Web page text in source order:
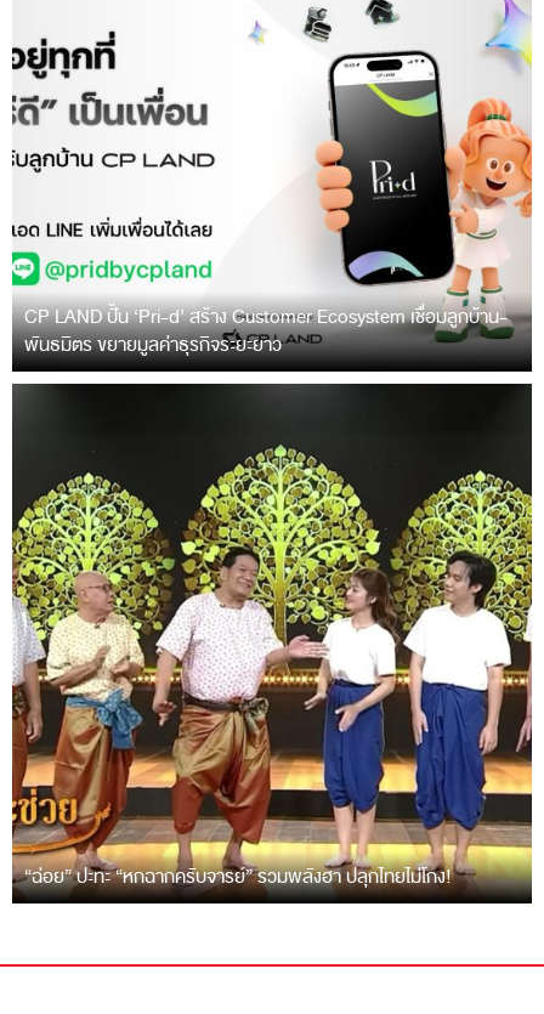
CP LAND ปั้น ‘Pri-d’ สร้าง Customer Ecosystem เชื่อมลูกบ้าน-
พันธมิตร ขยายมูลค่าธุรกิจระยะยาว
“ฉ่อย” ปะทะ “หกฉากครับจารย์” รวมพลังฮา ปลุกไทยไม่โกง!